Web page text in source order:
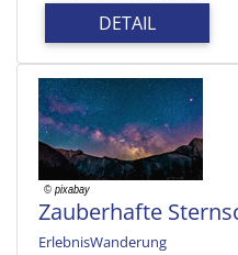
DETAIL
Zauberhafte
ErlebnisWanderung